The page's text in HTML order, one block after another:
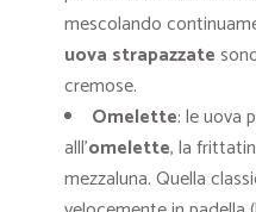
mescolando
uova strapazzate
cremose.
Omelette: le uova
alll’omelette, la
mezzaluna. Quella